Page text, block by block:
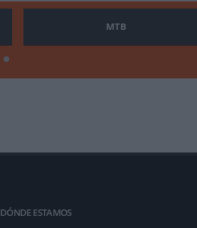
MTB
DÓNDE ESTAMOS